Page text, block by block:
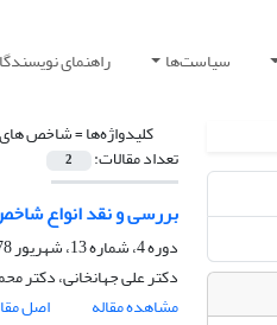
سیاست‌ها راهنمای
کلیدواژه‌ها =شاخص های
تعداد مقالات: 2
بررسی و نقد انواع
دوره 4، شماره 13، شهریور 1378
دکتر علی جهانخانی، دکتر
مشاهده مقاله
اصل